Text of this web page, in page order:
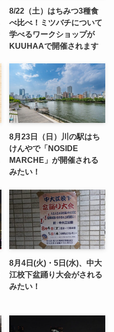
8/22（土）はちみつ3種食
べ比べ！ミツバチについて
学べるワークショップが
KUUHAAで開催されます
8月23日（日）川の駅はち
けんやで「NOSIDE
MARCHE」が開催される
みたい！
8月4日(火)・5日(水)、中大
江校下盆踊り大会がされる
みたい！